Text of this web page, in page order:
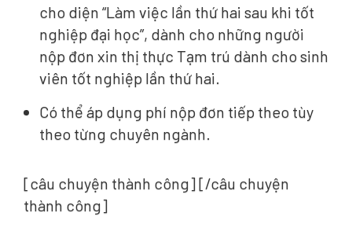
cho diện “Làm việc lần thứ hai sau khi tốt
nghiệp đại học”, dành cho những người
nộp đơn xin thị thực Tạm trú dành cho sinh
viên tốt nghiệp lần thứ hai.
Có thể áp dụng phí nộp đơn tiếp theo tùy
theo từng chuyên ngành.
[câu chuyện thành công] [/câu chuyện
thành công]